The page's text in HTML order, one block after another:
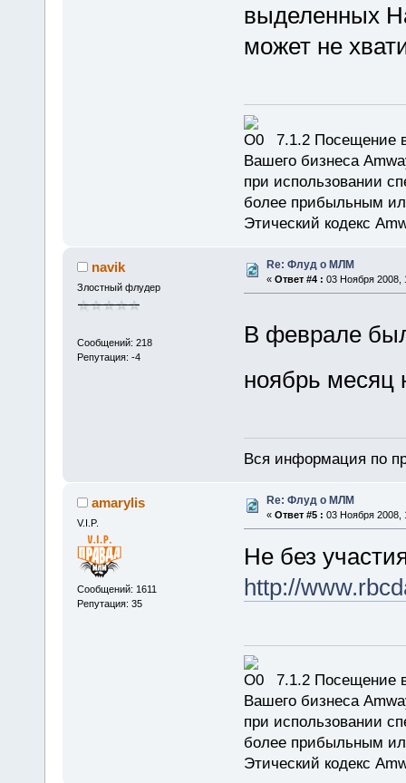
выделенных
может не
7.1.2 Посещение
Вашего бизнеса
при использовании
более прибыльным
Этический кодекс
navik
Злостный флудер
Сообщений: 218
Репутация: -4
Re: Флуд о МЛМ
« Ответ #4 : 03 Ноября 2008,
В феврале
ноябрь месяц
Вся информация по
amarylis
V.I.P.
Сообщений: 1611
Репутация: 35
Re: Флуд о МЛМ
« Ответ #5 : 03 Ноября 2008,
Не без
http://
7.1.2 Посещение
Вашего бизнеса
при использовании
более прибыльным
Этический кодекс